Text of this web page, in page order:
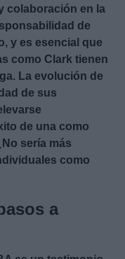
colaboración en la
de
y es esencial que
como Clark tienen
La evolución de
de sus
de una como
sería más
como
a